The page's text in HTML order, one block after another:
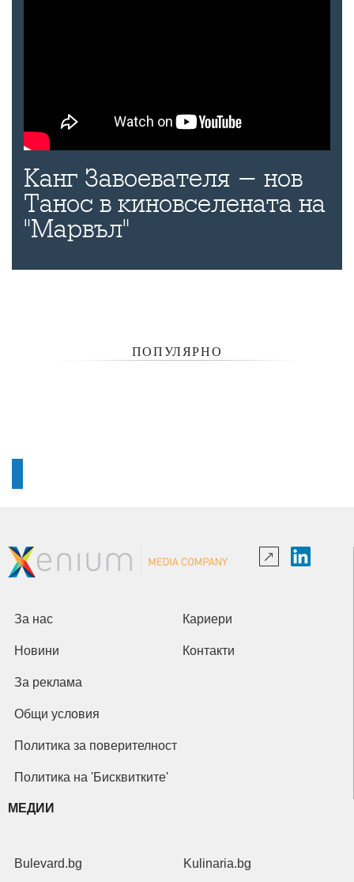
Канг Завоевателя - нов
Танос в киновселената на
"Марвъл"
ПОПУЛЯРНО
За нас Кариери
Новини Контакти
За реклама
Общи условия
Политика за поверителност
Политика на 'Бисквитките'
МЕДИИ
Bulevard.bg Kulinaria.bg